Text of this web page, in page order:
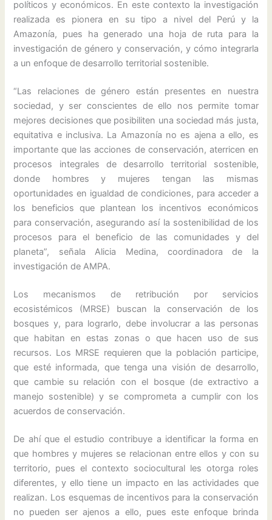
políticos y económicos. En este contexto la investigación
realizada es pionera en su tipo a nivel del Perú y la
Amazonía, pues ha generado una hoja de ruta para la
investigación de género y conservación, y cómo integrarla
a un enfoque de desarrollo territorial sostenible.
“Las relaciones de género están presentes en nuestra
sociedad, y ser conscientes de ello nos permite tomar
mejores decisiones que posibiliten una sociedad más justa,
equitativa e inclusiva. La Amazonía no es ajena a ello, es
importante que las acciones de conservación, aterricen en
procesos integrales de desarrollo territorial sostenible,
donde hombres y mujeres tengan las mismas
oportunidades en igualdad de condiciones, para acceder a
los beneficios que plantean los incentivos económicos
para conservación, asegurando así la sostenibilidad de los
procesos para el beneficio de las comunidades y del
planeta”, señala Alicia Medina, coordinadora de la
investigación de AMPA.
Los mecanismos de retribución por servicios
ecosistémicos (MRSE) buscan la conservación de los
bosques y, para lograrlo, debe involucrar a las personas
que habitan en estas zonas o que hacen uso de sus
recursos. Los MRSE requieren que la población participe,
que esté informada, que tenga una visión de desarrollo,
que cambie su relación con el bosque (de extractivo a
manejo sostenible) y se comprometa a cumplir con los
acuerdos de conservación.
De ahí que el estudio contribuye a identificar la forma en
que hombres y mujeres se relacionan entre ellos y con su
territorio, pues el contexto sociocultural les otorga roles
diferentes, y ello tiene un impacto en las actividades que
realizan. Los esquemas de incentivos para la conservación
no pueden ser ajenos a ello, pues este enfoque brinda